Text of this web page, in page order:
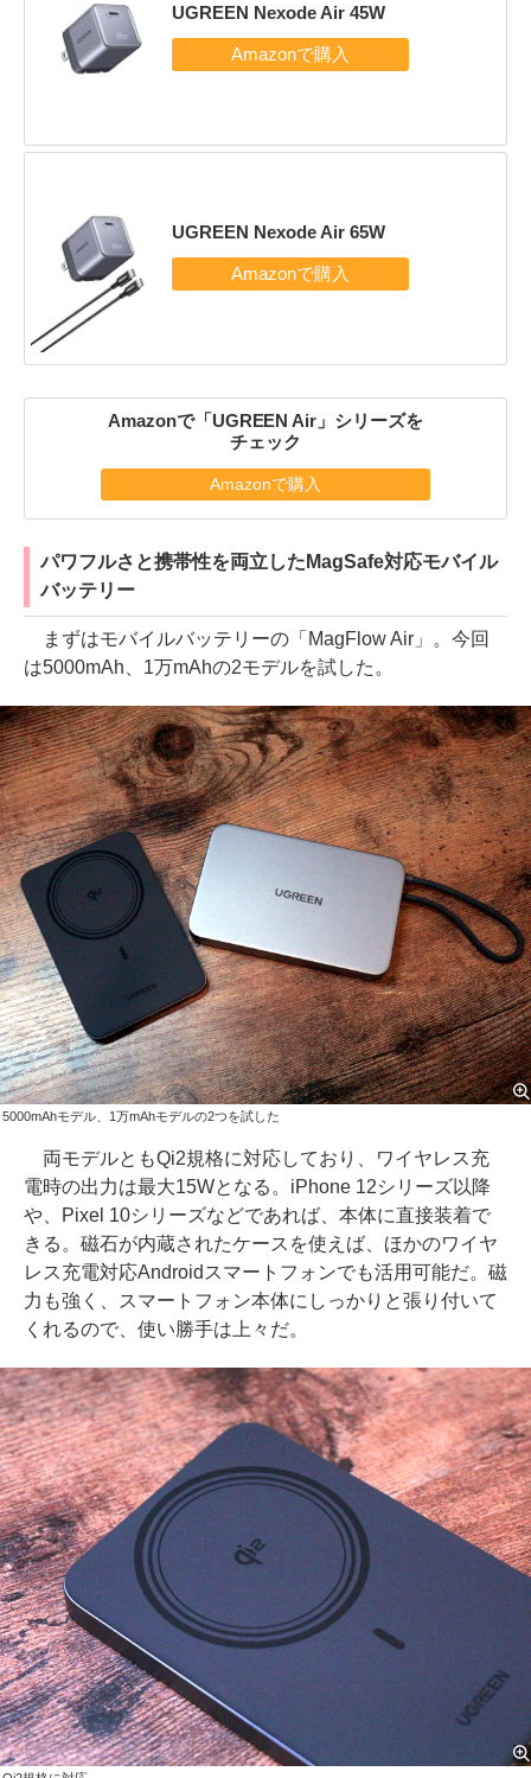
UGREEN Nexode Air 45W
UGREEN Nexode Air 65W
Amazonで「UGREEN Air」シリーズを
チェック
Amazonで購入
パワフルさと携帯性を両立したMagSafe対応モバイル
バッテリー
まずはモバイルバッテリーの「MagFlow Air」。今回
は5000mAh、1万mAhの2モデルを試した。
5000mAhモデル、1万mAhモデルの2つを試した
両モデルともQi2規格に対応しており、ワイヤレス充
電時の出力は最大15Wとなる。iPhone 12シリーズ以降
や、Pixel 10シリーズなどであれば、本体に直接装着で
きる。磁石が内蔵されたケースを使えば、ほかのワイヤ
レス充電対応Androidスマートフォンでも活用可能だ。磁
力も強く、スマートフォン本体にしっかりと張り付いて
くれるので、使い勝手は上々だ。